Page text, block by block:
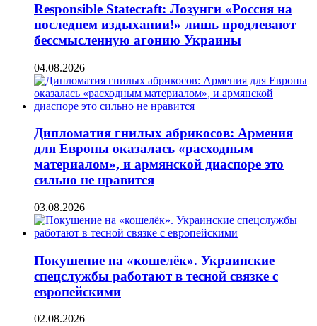
Responsible Statecraft: Лозунги «Россия на
последнем издыхании!» лишь продлевают
бессмысленную агонию Украины
04.08.2026
Дипломатия гнилых абрикосов: Армения
для Европы оказалась «расходным
материалом», и армянской диаспоре это
сильно не нравится
03.08.2026
Покушение на «кошелёк». Украинские
спецслужбы работают в тесной связке с
европейскими
02.08.2026